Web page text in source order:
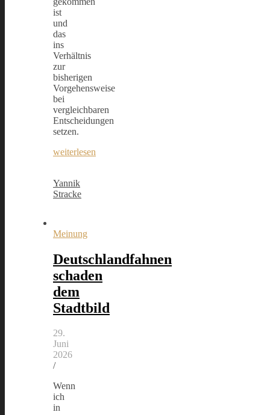
ist
und
das
ins
Verhältnis
zur
bisherigen
Vorgehensweise
bei
vergleichbaren
Entscheidungen
setzen.
weiterlesen
Yannik
Stracke
Meinung
Deutschlandfahnen
schaden
dem
Stadtbild
29.
Juni
2026
/
Wenn
ich
in